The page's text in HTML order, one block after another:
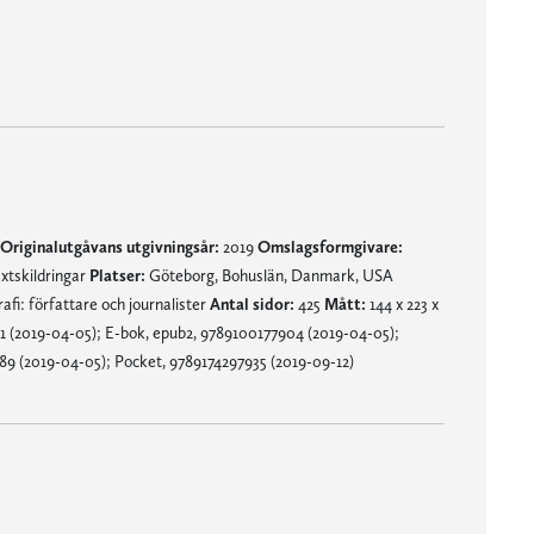
Originalutgåvans utgivningsår: 2019Omslagsformgivare:
Platser: Göteborg, Bohuslän, Danmark, USA
författare och journalisterAntal sidor: 425 Mått: 144 x 223 x
(2019-04-05); E-bok, epub2, 9789100177904 (2019-04-05);
(2019-04-05); Pocket, 9789174297935 (2019-09-12)